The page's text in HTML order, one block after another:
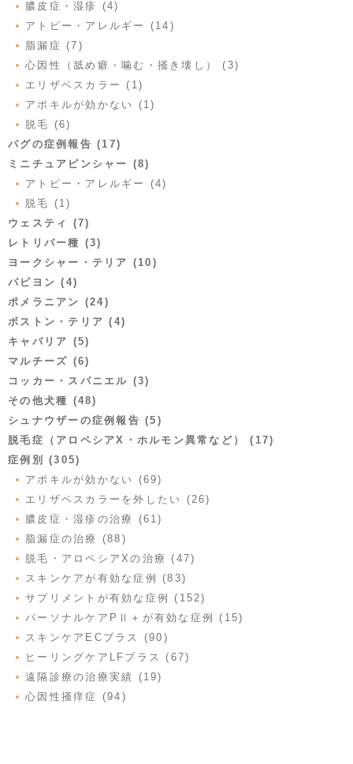
膿皮症・湿疹 (4)
アトピー・アレルギー (14)
脂漏症 (7)
心因性（舐め癖・噛む・掻き壊し） (3)
エリザベスカラー (1)
アポキルが効かない (1)
脱毛 (6)
パグの症例報告 (17)
ミニチュアピンシャー (8)
アトピー・アレルギー (4)
脱毛 (1)
ウェスティ (7)
レトリバー種 (3)
ヨークシャー・テリア (10)
パピヨン (4)
ポメラニアン (24)
ボストン・テリア (4)
キャバリア (5)
マルチーズ (6)
コッカー・スパニエル (3)
その他犬種 (48)
シュナウザーの症例報告 (5)
脱毛症（アロペシアX・ホルモン異常など） (17)
症例別 (305)
アポキルが効かない (69)
エリザベスカラーを外したい (26)
膿皮症・湿疹の治療 (61)
脂漏症の治療 (88)
脱毛・アロペシアXの治療 (47)
スキンケアが有効な症例 (83)
サプリメントが有効な症例 (152)
パーソナルケアPⅡ＋が有効な症例 (15)
スキンケアECプラス (90)
ヒーリングケアLFプラス (67)
遠隔診療の治療実績 (19)
心因性掻痒症 (94)